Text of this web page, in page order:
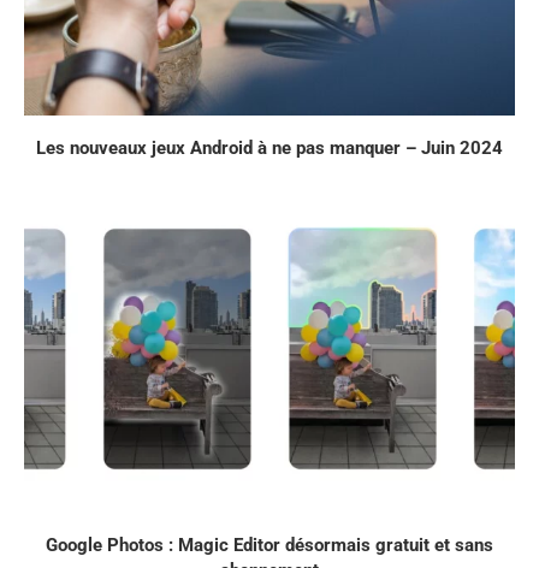
Les nouveaux jeux Android à ne pas manquer – Juin 2024
Google Photos : Magic Editor désormais gratuit et sans